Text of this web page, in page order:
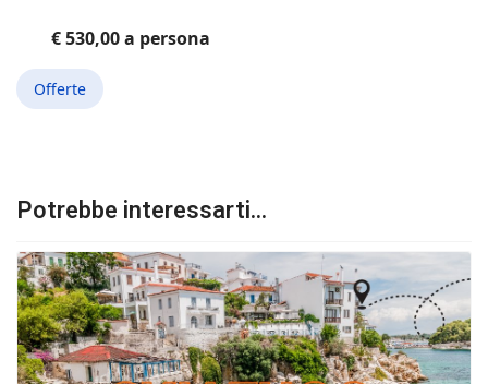
€ 530,00 a persona
Offerte
Potrebbe interessarti...